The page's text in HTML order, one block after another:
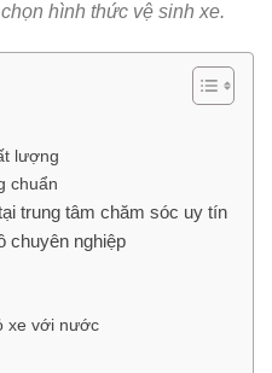
hình thức vệ sinh xe.
lượng
chuẩn
trung tâm chăm sóc uy tín
chuyên nghiệp
xe với nước